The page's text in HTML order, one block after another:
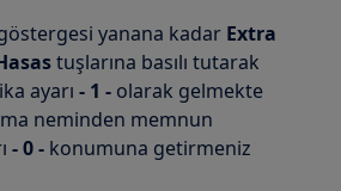
yanana kadar Extra
tuşlarına basılı tutarak
ayarı- 1 - olarak gelmekte
neminden memnun
- 0 - konumuna getirmeniz